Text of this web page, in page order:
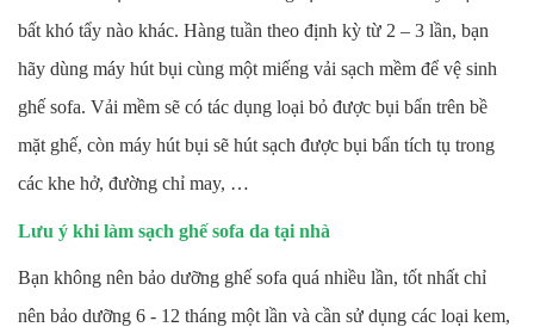
bất khó tẩy nào khác. Hàng tuần theo định kỳ từ 2 – 3 lần, bạn
hãy dùng máy hút bụi cùng một miếng vải sạch mềm để vệ sinh
ghế sofa. Vải mềm sẽ có tác dụng loại bỏ được bụi bẩn trên bề
mặt ghế, còn máy hút bụi sẽ hút sạch được bụi bẩn tích tụ trong
các khe hở, đường chỉ may, …
Lưu ý khi làm sạch ghế sofa da tại nhà
Bạn không nên bảo dưỡng ghế sofa quá nhiều lần, tốt nhất chỉ
nên bảo dưỡng 6 - 12 tháng một lần và cần sử dụng các loại kem,